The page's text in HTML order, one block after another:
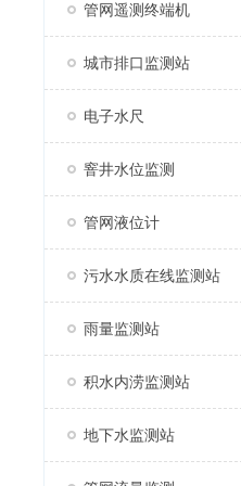
管网遥测终端机
城市排口监测站
电子水尺
窨井水位监测
管网液位计
污水水质在线监测站
雨量监测站
积水内涝监测站
地下水监测站